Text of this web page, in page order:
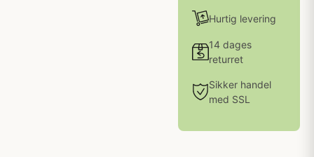
Hurtig levering
14 dages
returret
Sikker handel
med SSL